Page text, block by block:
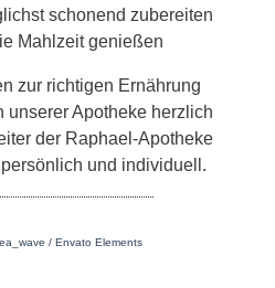
schonend zubereiten
Mahlzeit genießen
zur richtigen Ernährung
unserer Apotheke herzlich
der Raphael-Apotheke
und individuell.
/ Envato Elements